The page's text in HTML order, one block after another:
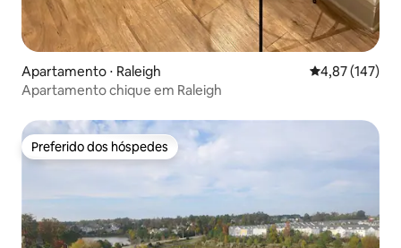
Apartamento ⋅ Raleigh 4,87 de uma
4,87 (147)
Apartamento chique em Raleigh
Preferido dos hóspedes
Preferido dos hóspedes